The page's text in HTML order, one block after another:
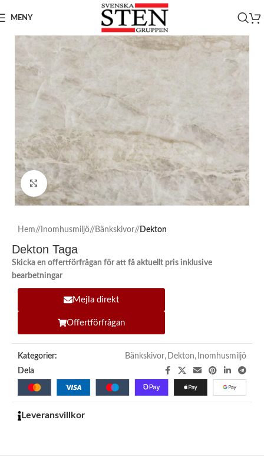
MENY
Click to enlarge
Hem/ Inomhusmiljö/ Bänkskivor/ Dekton
Dekton Taga
Skicka en offertförfrågan för att få aktuellt pris inklusive
bearbetningar
Mejla direkt
Offertförfrågan
Kategorier: Bänkskivor, Dekton, Inomhusmiljö
Dela
Leveransvillkor